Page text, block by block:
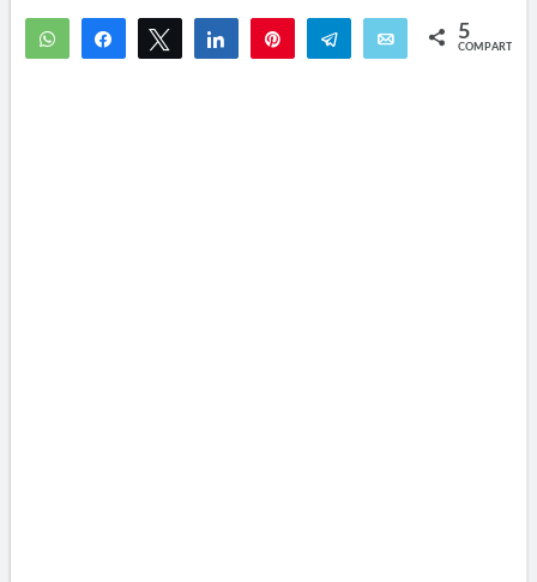
WhatsAppCompartirTwittear Compartir Telegram Email 5
COMPARTIR